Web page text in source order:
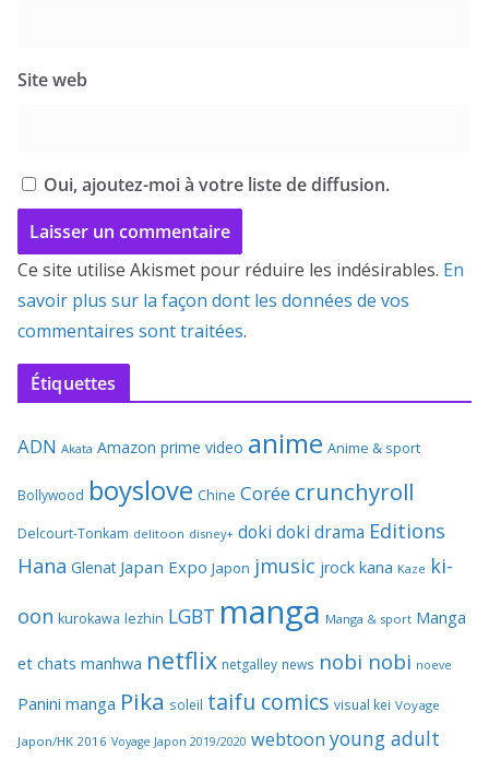
Site web
Oui, ajoutez-moi à votre liste de diffusion.
Ce site utilise Akismet pour réduire les indésirables. En
savoir plus sur la façon dont les données de vos
commentaires sont traitées.
Étiquettes
ADN Akata Amazon prime video anime Anime & sport
Bollywood boyslove Chine Corée crunchyroll
Delcourt-Tonkam delitoon disney+ doki doki drama Editions
Hana Glenat Japan Expo Japon jmusic jrock kana Kaze ki-
oon kurokawa lezhin LGBT manga Manga & sport Manga
et chats manhwa netflix netgalley news nobi nobi noeve
Panini manga Pika soleil taifu comics visual kei Voyage
Japon/HK 2016 Voyage Japon 2019/2020 webtoon young adult